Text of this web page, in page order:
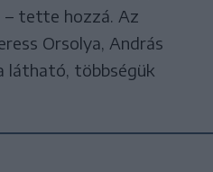
– tette hozzá. Az
Orsolya, András
látható, többségük